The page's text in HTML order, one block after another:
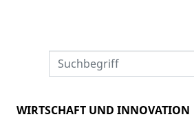
WIRTSCHAFT UND INNOVATION